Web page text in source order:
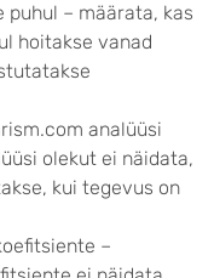
– määrata, kas
hoitakse vanad
analüüsi
olekut ei näidata,
kui tegevus on
–